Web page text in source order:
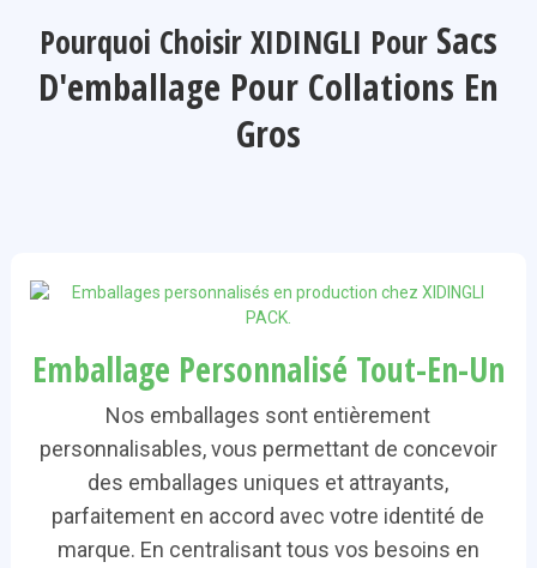
Pourquoi Choisir XIDINGLI Pour Sacs
D'emballage Pour Collations En
Gros
Emballage Personnalisé Tout-En-Un
Nos emballages sont entièrement
personnalisables, vous permettant de concevoir
des emballages uniques et attrayants,
parfaitement en accord avec votre identité de
marque. En centralisant tous vos besoins en